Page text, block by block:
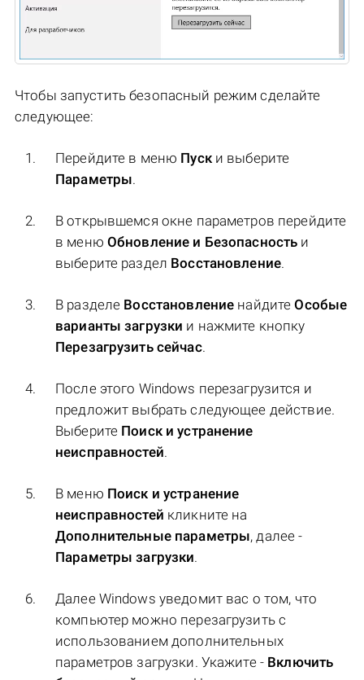
Чтобы запустить безопасный режим сделайте
следующее:
Перейдите в меню Пуски выберите
Параметры.
В открывшемся окне параметров перейдите
в меню Обновление и Безопасность и
выберите раздел Восстановление.
В разделе Восстановление найдитеОсобые
варианты загрузки и нажмите кнопку
Перезагрузить сейчас.
После этого Windows перезагрузится и
предложит выбрать следующее действие.
Выберите Поиск и устранение
неисправностей.
В меню Поиск и устранение
неисправностей кликните на
Дополнительные параметры, далее -
Параметры загрузки.
Далее Windows уведомит вас о том, что
компьютер можно перезагрузить с
использованием дополнительных
параметров загрузки. Укажите - Включить